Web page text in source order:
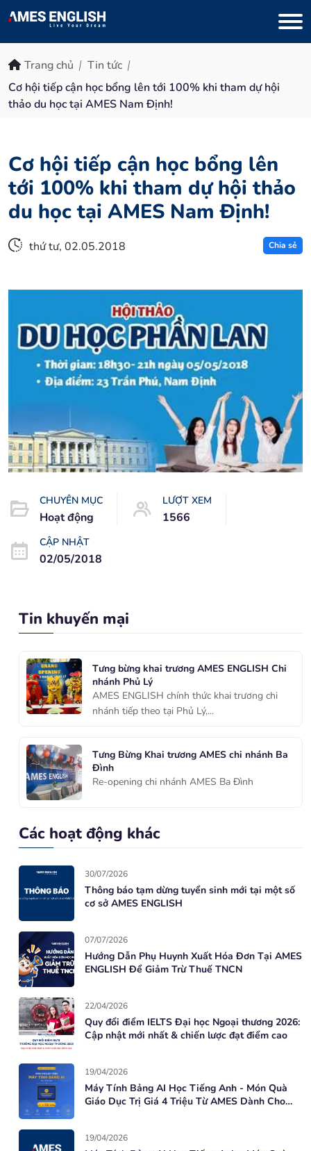
Trang chủ
Tin tức
Cơ hội tiếp cận học bổng lên tới 100% khi tham dự hội
thảo du học tại AMES Nam Định!
Cơ hội tiếp cận học bổng lên
tới 100% khi tham dự hội thảo
du học tại AMES Nam Định!
thứ tư, 02.05.2018 Chia sẻ
CHUYÊN MỤC
Hoạt động
LƯỢT XEM
1566
CẬP NHẬT
02/05/2018
Tin khuyến mại
Tưng bừng khai trương AMES ENGLISH Chi
nhánh Phủ Lý
AMES ENGLISH chính thức khai trương chi
nhánh tiếp theo tại Phủ Lý,...
Tưng Bừng Khai trương AMES chi nhánh Ba
Đình
Re-opening chi nhánh AMES Ba Đình
Các hoạt động khác
30/07/2026
Thông báo tạm dừng tuyển sinh mới tại một số
cơ sở AMES ENGLISH
07/07/2026
Hướng Dẫn Phụ Huynh Xuất Hóa Đơn Tại AMES
ENGLISH Để Giảm Trừ Thuế TNCN
22/04/2026
Quy đổi điểm IELTS Đại học Ngoại thương 2026:
Cập nhật mới nhất & chiến lược đạt điểm cao
19/04/2026
Máy Tính Bảng AI Học Tiếng Anh - Món Quà
Giáo Dục Trị Giá 4 Triệu Từ AMES Dành Cho
19/04/2026